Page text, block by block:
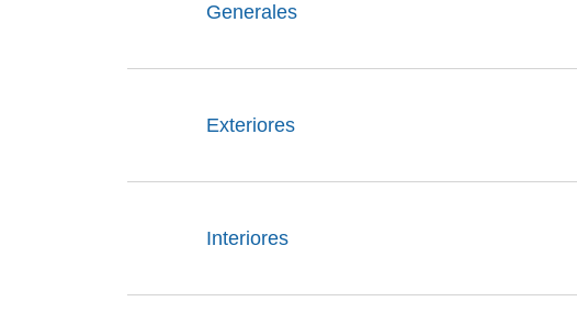
Generales
Exteriores
Interiores